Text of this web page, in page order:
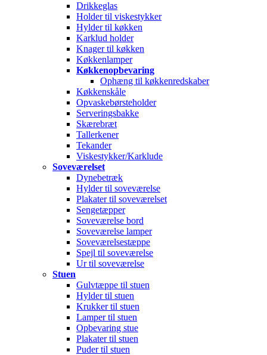
Drikkeglas
Holder til viskestykker
Hylder til køkken
Karklud holder
Knager til køkken
Køkkenlamper
Køkkenopbevaring
Ophæng til køkkenredskaber
Køkkenskåle
Opvaskebørsteholder
Serveringsbakke
Skærebræt
Tallerkener
Tekander
Viskestykker/Karklude
Soveværelset
Dynebetræk
Hylder til soveværelse
Plakater til soveværelset
Sengetæpper
Soveværelse bord
Soveværelse lamper
Soveværelsestæppe
Spejl til soveværelse
Ur til soveværelse
Stuen
Gulvtæppe til stuen
Hylder til stuen
Krukker til stuen
Lamper til stuen
Opbevaring stue
Plakater til stuen
Puder til stuen